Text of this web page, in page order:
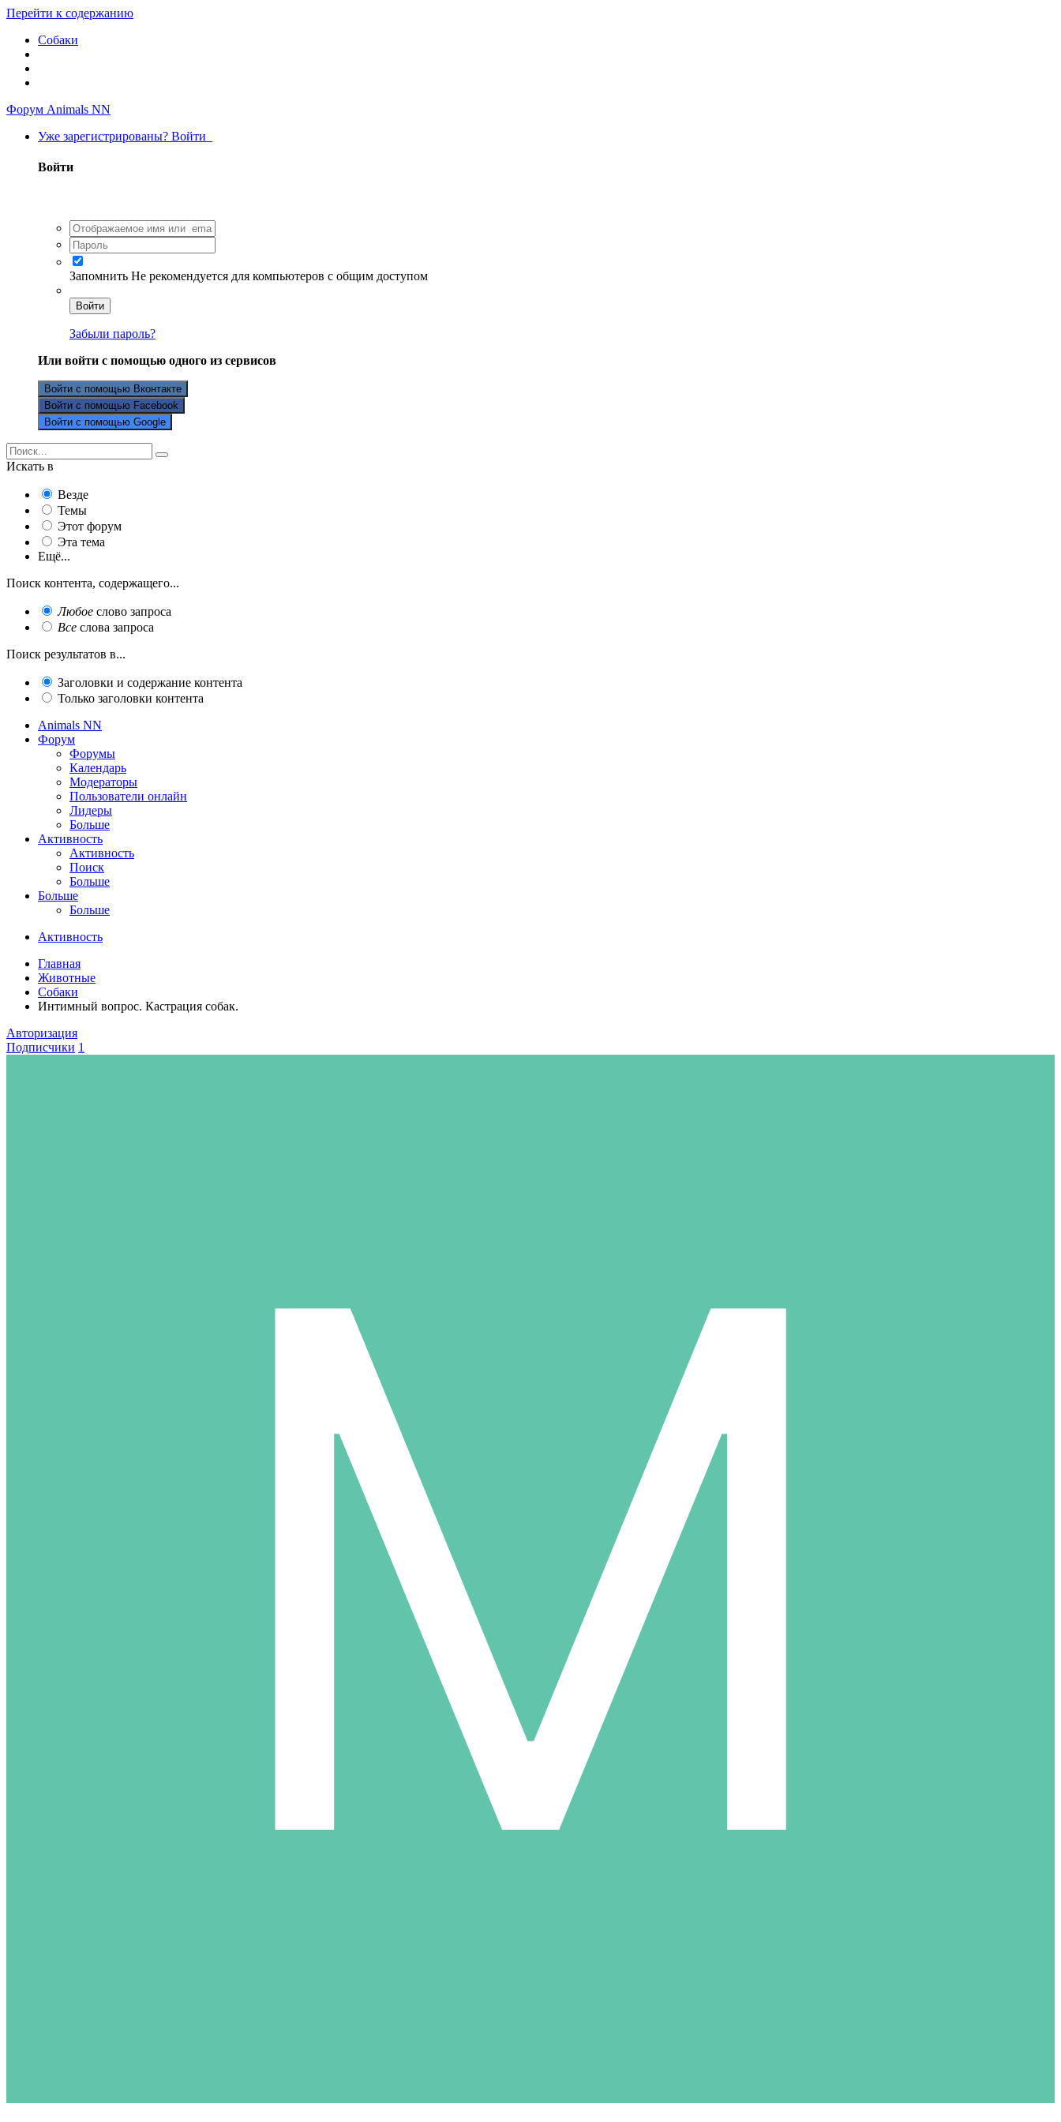
Перейти к содержанию
Собаки
Форум Animals NN
Уже зарегистрированы? Войти
Войти
Запомнить Не рекомендуется для компьютеров с общим доступом
Войти
Забыли пароль?
Или войти с помощью одного из сервисов
Войти с помощью Вконтакте
Войти с помощью Facebook
Войти с помощью Google
Искать в
Везде
Темы
Этот форум
Эта тема
Ещё...
Поиск контента, содержащего...
Любое слово запроса
Все слова запроса
Поиск результатов в...
Заголовки и содержание контента
Только заголовки контента
Animals NN
Форум
Форумы
Календарь
Модераторы
Пользователи онлайн
Лидеры
Больше
Активность
Активность
Поиск
Больше
Больше
Больше
Активность
Главная
Животные
Собаки
Интимный вопрос. Кастрация собак.
Авторизация
Подписчики 1